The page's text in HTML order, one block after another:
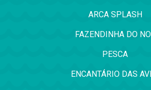
ARCA SPLASH
FAZENDINHA DO
PESCA
ENCANTÁRIO DAS